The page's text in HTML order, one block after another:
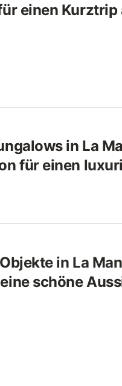
einen Kurztrip
in La
für einen
in La
schöne